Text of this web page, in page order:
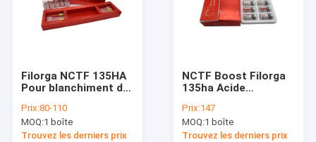
Filorga NCTF 135HA
Pour blanchiment de
remplisseur
Prix:80-110
MOQ:1 boîte
Trouvez les derniers prix
NCTF Boost Filorga
135ha Acide
hyaluronique Pour
renforcer la peau
Prix:147
MOQ:1 boîte
Trouvez les derniers prix